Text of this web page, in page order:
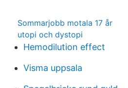
Sommarjobb motala 17 år
utopi och dystopi
Hemodilution effect
Visma uppsala